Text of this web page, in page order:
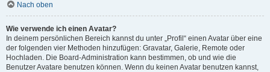
Nach oben
Wie verwende ich einen Avatar?
In deinem persönlichen Bereich kannst du unter „Profil“ einen Avatar über eine
der folgenden vier Methoden hinzufügen: Gravatar, Galerie, Remote oder
Hochladen. Die Board-Administration kann bestimmen, ob und wie die
Benutzer Avatare benutzen können. Wenn du keinen Avatar benutzen kannst,